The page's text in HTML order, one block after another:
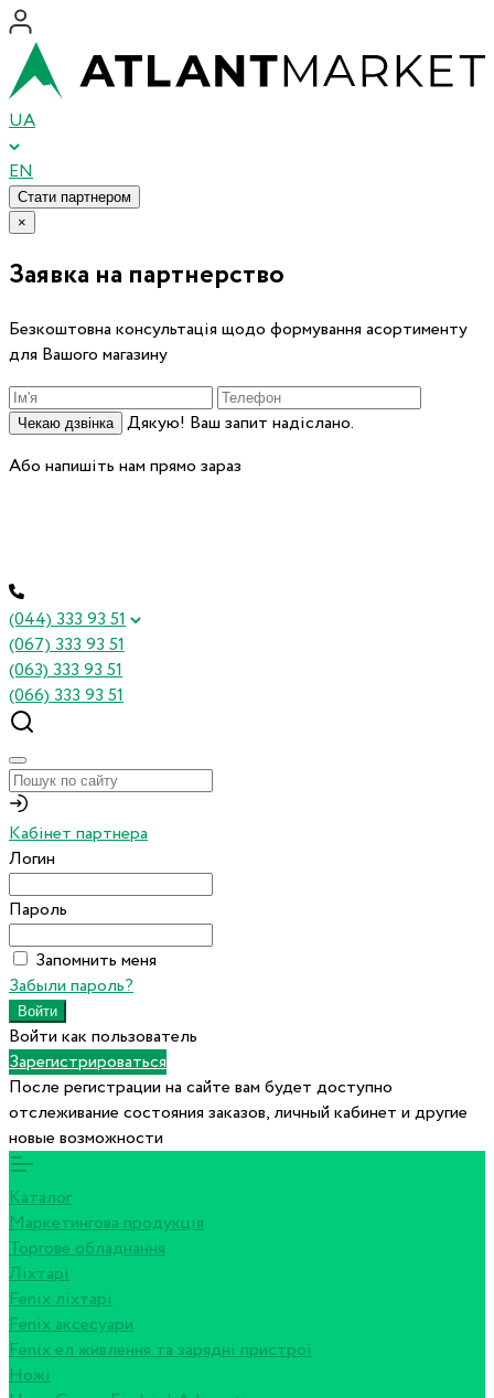
UA
EN
Стати партнером
×
Заявка на партнерство
Безкоштовна консультація щодо формування асортименту
для Вашого магазину
Чекаю дзвінка
Дякую! Ваш запит надіслано.
Або напишіть нам прямо зараз
(044) 333 93 51
(067) 333 93 51
(063) 333 93 51
(066) 333 93 51
Кабінет партнера
Логин
Пароль
Запомнить меня
Забыли пароль?
Войти как пользователь
Зарегистрироваться
После регистрации на сайте вам будет доступно
отслеживание состояния заказов, личный кабинет и другие
новые возможности
Каталог
Маркетингова продукція
Торгове обладнання
Ліхтарі
Fenix ліхтарі
Fenix аксесуари
Fenix ел живлення та зарядні пристрої
Ножі